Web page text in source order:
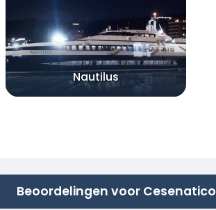
Nautilus
Beoordelingen voor Cesenatico